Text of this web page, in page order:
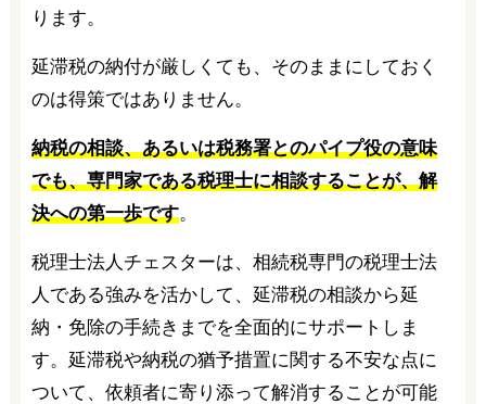
ります。
延滞税の納付が厳しくても、そのままにしておく
のは得策ではありません。
納税の相談、あるいは税務署とのパイプ役の意味
でも、専門家である税理士に相談することが、解
決への第一歩です。
税理士法人チェスターは、相続税専門の税理士法
人である強みを活かして、延滞税の相談から延
納・免除の手続きまでを全面的にサポートしま
す。延滞税や納税の猶予措置に関する不安な点に
ついて、依頼者に寄り添って解消することが可能